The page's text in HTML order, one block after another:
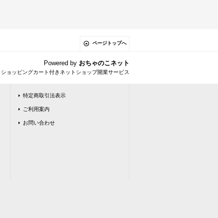
ページトップへ
Powered by おちゃのこネット
ョッピングカート付きネットショップ開業サービス
特定商取引法表示
ご利用案内
お問い合わせ